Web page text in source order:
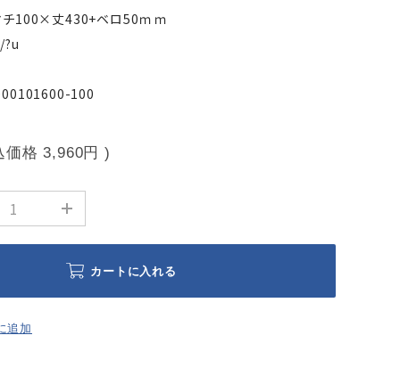
チ100×丈430+ベロ50ｍｍ
?u
100
価格3,960円 )
カートに入れる
追加